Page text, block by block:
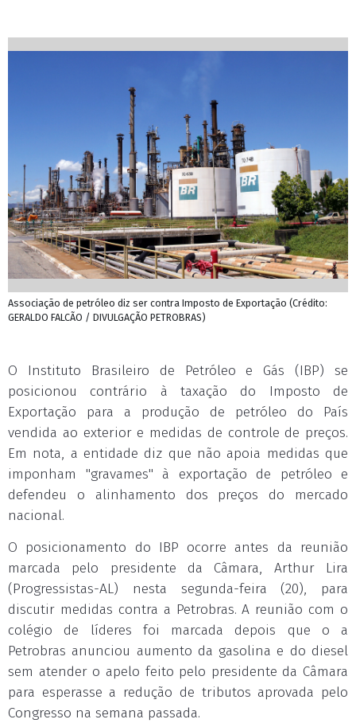
Associação de petróleo diz ser contra Imposto de Exportação (Crédito:
GERALDO FALCÃO / DIVULGAÇÃO PETROBRAS)
O Instituto Brasileiro de Petróleo e Gás (IBP) se
posicionou contrário à taxação do Imposto de
Exportação para a produção de petróleo do País
vendida ao exterior e medidas de controle de preços.
Em nota, a entidade diz que não apoia medidas que
imponham "gravames" à exportação de petróleo e
defendeu o alinhamento dos preços do mercado
nacional.
O posicionamento do IBP ocorre antes da reunião
marcada pelo presidente da Câmara, Arthur Lira
(Progressistas-AL) nesta segunda-feira (20), para
discutir medidas contra a Petrobras. A reunião com o
colégio de líderes foi marcada depois que o a
Petrobras anunciou aumento da gasolina e do diesel
sem atender o apelo feito pelo presidente da Câmara
para esperasse a redução de tributos aprovada pelo
Congresso na semana passada.